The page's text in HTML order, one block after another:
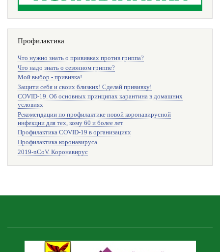
Профилактика
Что нужно знать о прививках против гриппа?
Что надо знать о сезонном гриппе?
Мой выбор - прививка!
Защити себя и своих близких! Сделай прививку!
COVID-19. Об основных принципах карантина в домашних
условиях
Рекомендации по профилактике новой коронавирусной
инфекции для тех, кому 60 и более лет
Профилактика COVID-19 в организациях
Профилактика коронавируса
2019-nCoV. Коронавирус